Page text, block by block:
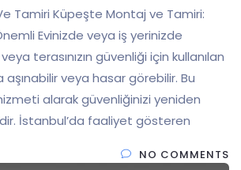
Tamiri Küpeşte Montaj ve Tamiri:
Evinizde veya iş yerinizde
terasınızın güvenliği için kullanılan
veya hasar görebilir. Bu
alarak güvenliğinizi yeniden
İstanbul’da faaliyet gösteren
NO COMMENTS